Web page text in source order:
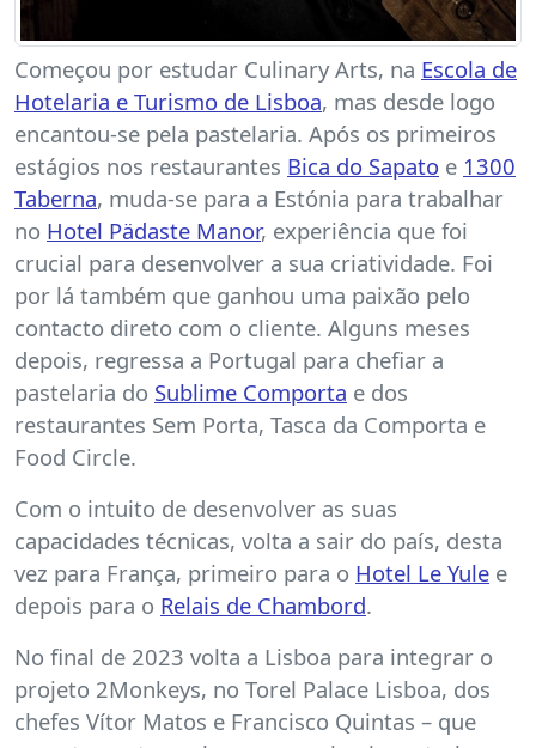
Começou por estudar Culinary Arts, na Escola de
Hotelaria e Turismo de Lisboa, mas desde logo
encantou-se pela pastelaria. Após os primeiros
estágios nos restaurantes Bica do Sapato e 1300
Taberna, muda-se para a Estónia para trabalhar
no Hotel Pädaste Manor, experiência que foi
crucial para desenvolver a sua criatividade. Foi
por lá também que ganhou uma paixão pelo
contacto direto com o cliente. Alguns meses
depois, regressa a Portugal para chefiar a
pastelaria do Sublime Comporta e dos
restaurantes Sem Porta, Tasca da Comporta e
Food Circle.
Com o intuito de desenvolver as suas
capacidades técnicas, volta a sair do país, desta
vez para França, primeiro para o Hotel Le Yule e
depois para o Relais de Chambord.
No final de 2023 volta a Lisboa para integrar o
projeto 2Monkeys, no Torel Palace Lisboa, dos
chefes Vítor Matos e Francisco Quintas – que